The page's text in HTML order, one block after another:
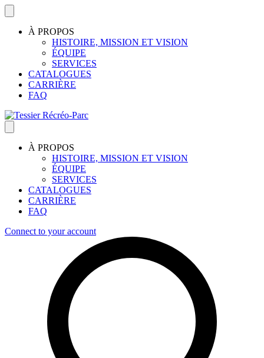
À PROPOS
HISTOIRE, MISSION ET VISION
ÉQUIPE
SERVICES
CATALOGUES
CARRIÈRE
FAQ
À PROPOS
HISTOIRE, MISSION ET VISION
ÉQUIPE
SERVICES
CATALOGUES
CARRIÈRE
FAQ
Connect to your account